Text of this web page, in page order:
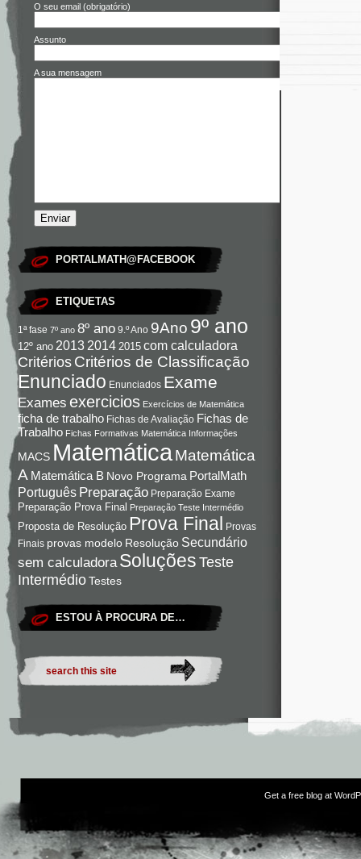
O seu email (obrigatório)
Assunto
A sua mensagem
PORTALMATH@FACEBOOK
ETIQUETAS
1ª fase 7º ano 8º ano 9.º Ano 9Ano 9º ano
12º ano 2013 2014 2015 com calculadora
Critérios Critérios de Classificação
Enunciado Enunciados Exame
Exames exercicios Exercícios de Matemática
ficha de trabalho Fichas de Avaliação Fichas de
Trabalho Fichas Formativas Matemática Informações
MACS Matemática Matemática
A Matemática B Novo Programa PortalMath
Português Preparação Preparação Exame
Preparação Prova Final Preparação Teste Intermédio
Proposta de Resolução Prova Final Provas
Finais provas modelo Resolução Secundário
sem calculadora Soluções Teste
IntermédioTestes
ESTOU À PROCURA DE…
Get a free blog at